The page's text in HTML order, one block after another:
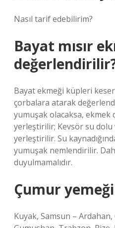
Nasıl tarif edebilirim?
Bayat mısır
Bayat ekmeği küpleri
çorbalara atarak
yumuşak olacaksa, ekmek
yerleştirilir; Kevsör su dolu
yerleştirilir. Su
yumuşak nemlendirilir.
duyulmamalıdır.
Çumur
Kuyak, Samsun –